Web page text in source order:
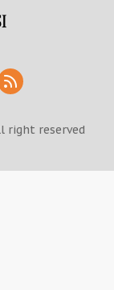
right reserved